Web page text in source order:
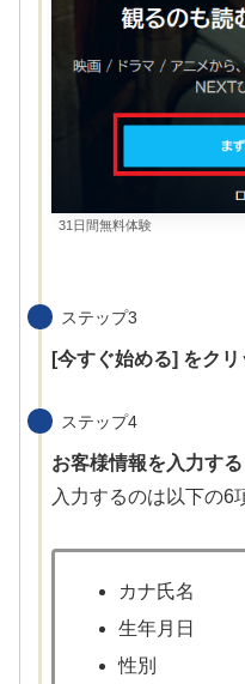
31日間無料体験
ステップ3
[今すぐ始める] をクリ
ステップ4
お客様情報を入力する
入力するのは以下の6
カナ氏名
生年月日
性別